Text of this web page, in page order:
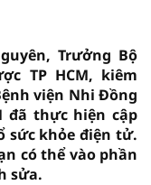
Trưởng Bộ
TP HCM, kiêm
viện Nhi Đồng
đã thực hiện cập
sức khỏe điện tử.
có thể vào phần
sửa.